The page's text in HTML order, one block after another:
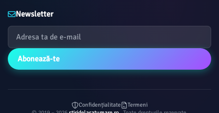
Newsletter
Abonează-te
Confidențialitate
Termeni